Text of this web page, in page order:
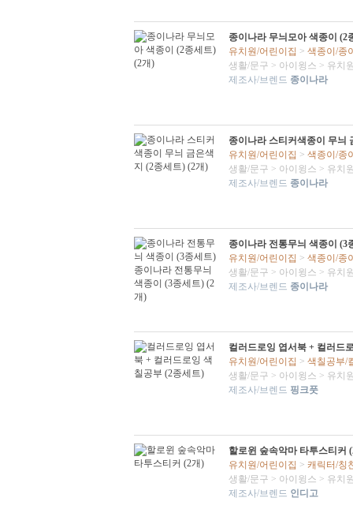
종이나라 무늬모아 색종이 (2
유치원/어린이집 > 색종이/종
생활/문구 > 아이윙스 > 유치
제조사/브렌드 종이나라
종이나라 스티커색종이 무늬
유치원/어린이집 > 색종이/종
생활/문구 > 아이윙스 > 유치
제조사/브렌드 종이나라
종이나라 전통무늬 색종이 (3
유치원/어린이집 > 색종이/종
생활/문구 > 아이윙스 > 유치
제조사/브렌드 종이나라
컬러드로잉 엽서북 + 컬러드
유치원/어린이집 > 색칠공부/
생활/문구 > 아이윙스 > 유치
제조사/브렌드 핑크풋
할로윈 숲속악마 타투스티커
유치원/어린이집 > 캐릭터/칭
생활/문구 > 아이윙스 > 유치
제조사/브렌드 인디고